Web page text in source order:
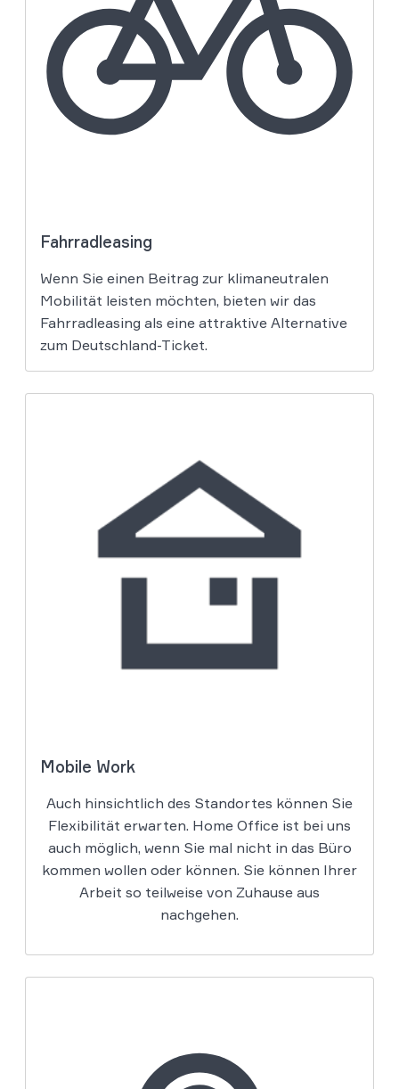
Fahrradleasing
Wenn Sie einen Beitrag zur klimaneutralen
Mobilität leisten möchten, bieten wir das
Fahrradleasing als eine attraktive Alternative
zum Deutschland-Ticket.
Mobile Work
Auch hinsichtlich des Standortes können Sie
Flexibilität erwarten. Home Office ist bei uns
auch möglich, wenn Sie mal nicht in das Büro
kommen wollen oder können. Sie können Ihrer
Arbeit so teilweise von Zuhause aus
nachgehen.